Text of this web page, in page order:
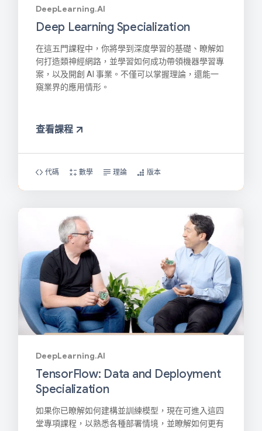
DeepLearning.AI
Deep Learning Specialization
在這五門課程中，你將學到深度學習的基礎、瞭解如
何打造類神經網路，並學習如何成功帶領機器學習專
案，以及開創 AI 事業。不僅可以掌握理論，還能一
窺業界的應用情形。
查看課程
代碼 數學 理論 版本
DeepLearning.AI
TensorFlow: Data and Deployment
Specialization
如果你已瞭解如何建構並訓練模型，現在可進入這四
堂專項課程，以熟悉各種部署情境，並瞭解如何更有